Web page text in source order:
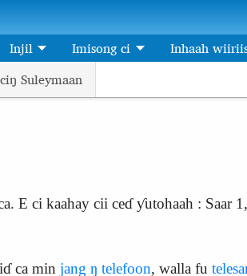
Suleymaan
Injil Imisong ci Inhaah
E ci kaahay cii ceɗ ƴutohaah : Saar
ca min jang ŋ telefoon, walla fu